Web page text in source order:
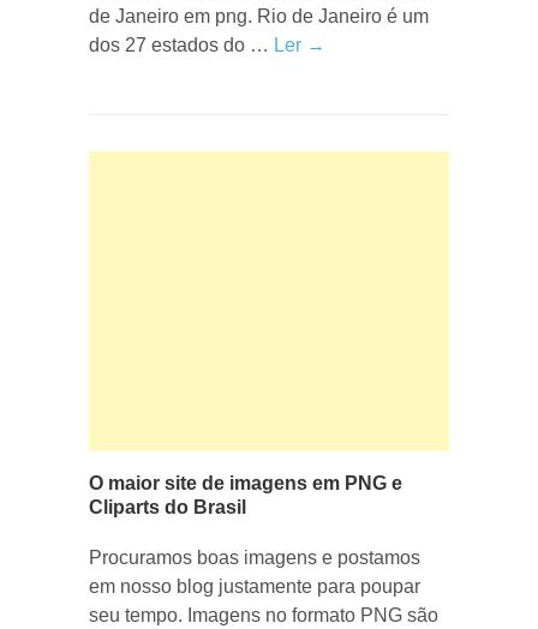
de Janeiro em png. Rio de Janeiro é um
dos 27 estados do … Ler →
O maior site de imagens em PNG e
Cliparts do Brasil
Procuramos boas imagens e postamos
em nosso blog justamente para poupar
seu tempo. Imagens no formato PNG são